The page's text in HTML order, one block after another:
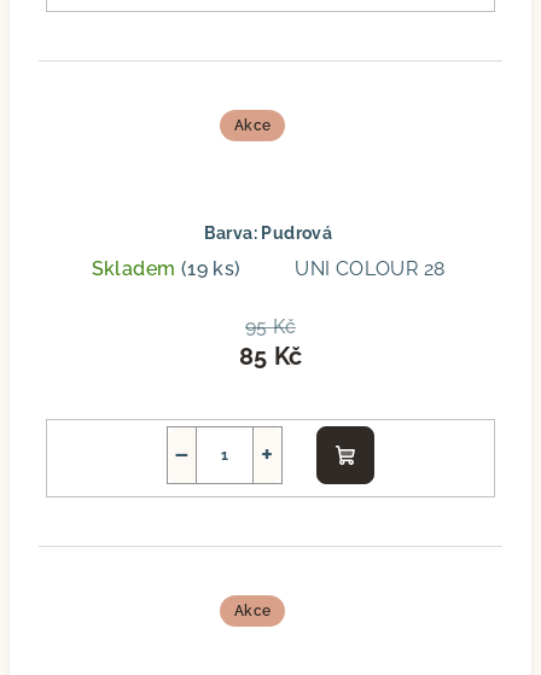
Akce
Barva: Pudrová
Skladem (19 ks) UNI COLOUR 28
95 Kč
85 Kč
+
−
Do
košíku
Akce